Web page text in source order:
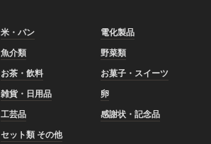
米・パン
電化製品
魚介類
野菜類
お茶・飲料
お菓子・スイーツ
雑貨・日用品
卵
工芸品
感謝状・記念品
セット類 その他